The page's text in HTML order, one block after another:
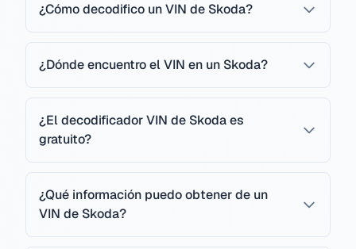
¿Cómo decodifico un VIN de Skoda?
¿Dónde encuentro el VIN en un Skoda?
¿El decodificador VIN de Skoda es
gratuito?
¿Qué información puedo obtener de un
VIN de Skoda?